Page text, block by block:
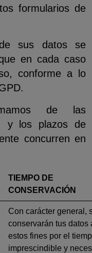
formularios de
sus datos se
en cada caso
conforme a lo
de las
y los plazos de
concurren en
TIEMPO DE
CONSERVACIÓN
Con carácter general,
conservarán tus datos
estos fines por el
imprescindible y